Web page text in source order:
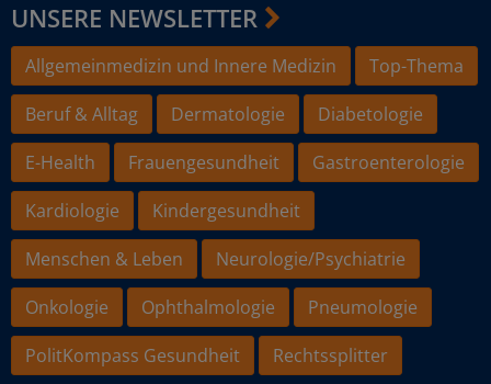
UNSERE NEWSLETTER
Allgemeinmedizin und Innere Medizin
Top-Thema
Beruf & Alltag
Dermatologie
Diabetologie
E-Health
Frauengesundheit
Gastroenterologie
Kardiologie
Kindergesundheit
Menschen & Leben
Neurologie/Psychiatrie
Onkologie
Ophthalmologie
Pneumologie
PolitKompass Gesundheit
Rechtssplitter